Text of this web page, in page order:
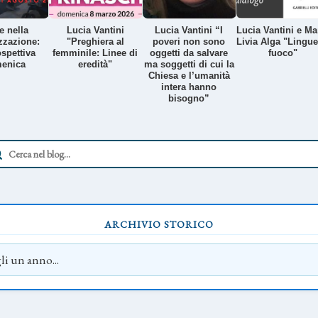
nella
Lucia Vantini
"Preghiera al
femminile: Linee di
eredità"
Lucia Vantini “I
poveri non sono
oggetti da salvare
ma soggetti di cui la
Chiesa e l’umanità
intera hanno
bisogno”
Lucia Vantini e
Livia Alga
fuoco"
ARCHIVIO STORICO